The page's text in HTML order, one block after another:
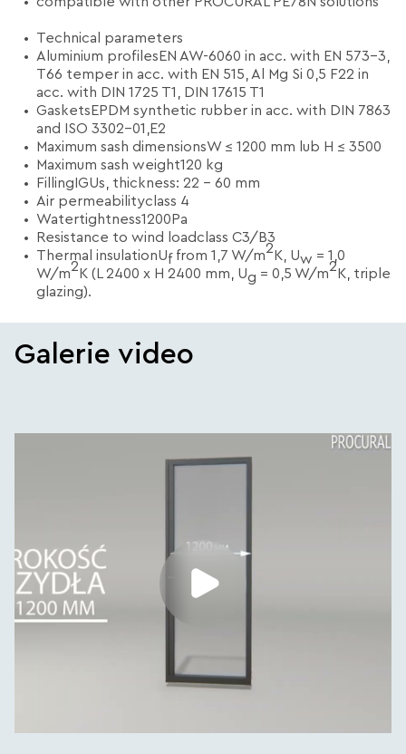
Technical parameters
Aluminium profilesEN AW-6060 in acc. with EN 573-3,
T66 temper in acc. with EN 515, Al Mg Si 0,5 F22 in
acc. with DIN 1725 T1, DIN 17615 T1
GasketsEPDM synthetic rubber in acc. with DIN 7863
and ISO 3302-01,E2
Maximum sash dimensionsW ≤ 1200 mm lub H ≤ 3500
Maximum sash weight120 kg
FillingIGUs, thickness: 22 - 60 mm
Air permeabilityclass 4
Watertightness1200Pa
Resistance to wind loadclass C3/B3
Thermal insulationUffrom 1,7 W/m2 K, Uw = 1,0
W/m2 K (L 2400 x H 2400 mm, Ug = 0,5 W/m2K, triple
glazing).
Galerie video